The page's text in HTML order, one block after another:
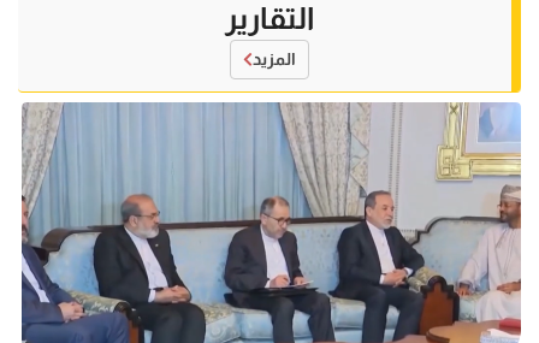
التقارير
المزيد